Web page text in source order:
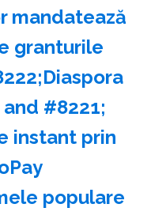
mandatează
granturile
#8221;
instant prin
populare